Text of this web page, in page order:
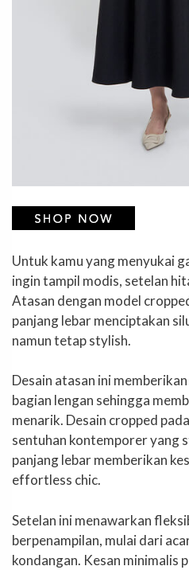
Untuk kamu yang menyukai
ingin tampil modis, setelan
Atasan dengan model
panjang lebar menciptakan
namun tetap stylish.
Desain atasan ini
bagian lengan sehingga
menarik. Desain cropped
sentuhan kontemporer yang
panjang lebar memberikan
effortless chic.
Setelan ini menawarkan
berpenampilan, mulai dari
kondangan. Kesan minimalis